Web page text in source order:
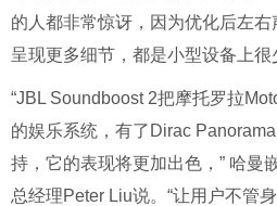
的人都非常惊讶，因为优化后左
呈现更多细节，都是小型设备上很
“JBL Soundboost 2把摩托罗拉
的娱乐系统，有了Dirac
持，它的表现将更加出色，” 哈曼
总经理Peter Liu说。“让用户不管